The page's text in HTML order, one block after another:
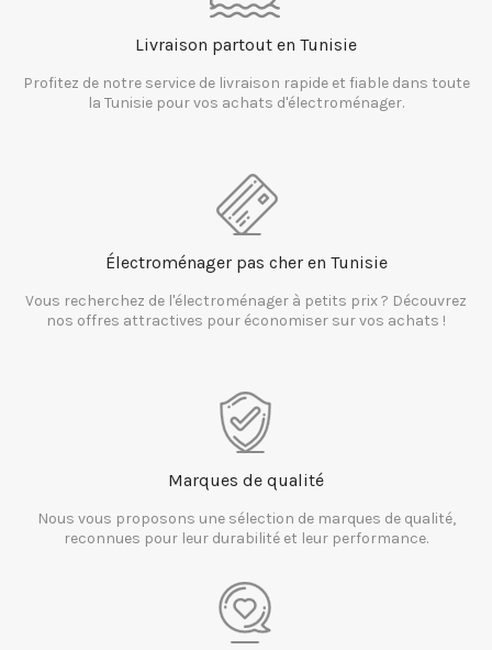
Livraison partout en Tunisie
Profitez de notre service de livraison rapide et fiable dans toute
la Tunisie pour vos achats d'électroménager.
Électroménager pas cher en Tunisie
Vous recherchez de l'électroménager à petits prix ? Découvrez
nos offres attractives pour économiser sur vos achats !
Marques de qualité
Nous vous proposons une sélection de marques de qualité,
reconnues pour leur durabilité et leur performance.